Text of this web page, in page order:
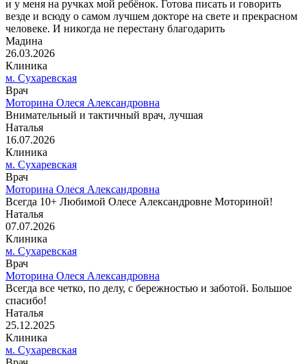
и у меня на ручках мой ребёнок. Готова писать и говорить
везде и всюду о самом лучшем докторе на свете и прекрасном
человеке. И никогда не перестану благодарить
Мадина
26.03.2026
Клиника
м. Сухаревская
Врач
Моторина Олеся Александровна
Внимательный и тактичный врач, лучшая
Наталья
16.07.2026
Клиника
м. Сухаревская
Врач
Моторина Олеся Александровна
Всегда 10+ Любимой Олесе Александровне Моториной!
Наталья
07.07.2026
Клиника
м. Сухаревская
Врач
Моторина Олеся Александровна
Всегда все четко, по делу, с бережностью и заботой. Большое
спасибо!
Наталья
25.12.2025
Клиника
м. Сухаревская